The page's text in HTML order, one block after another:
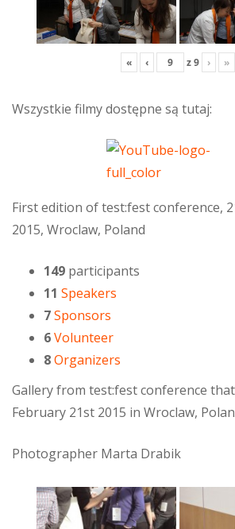
« ‹ z9 › »
Wszystkie filmy dostępne są tutaj:
First edition of test:fest conference,
2015, Wroclaw, Poland
149 participants
11 Speakers
7Sponsors
6Volunteer
8Organizers
Gallery from test:fest conference
February 21st 2015 in Wroclaw,
Photographer Marta Drabik